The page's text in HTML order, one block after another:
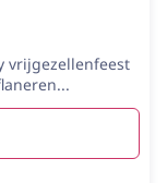
vrijgezellenfeest